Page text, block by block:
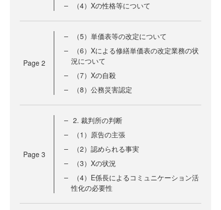
（4）Xの性格等について
Page 2
（5）単価表等の改定について
（6）Xによる修繕単価表の改定業務の状
況について
（7）Xの自殺
（8）公務災害認定
Page 3
2. 裁判所の判断
（1）原告の主張
（2）認められる事実
（3）Xの状況
（4）E係長によるコミュニケーション活
性化の必要性